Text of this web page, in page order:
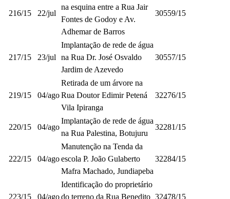
216/15 22/jul
na esquina entre a Rua Jair
Fontes de Godoy e Av.
Adhemar de Barros
30559/15
217/15 23/jul
Implantação de rede de água
na Rua Dr. José Osvaldo
Jardim de Azevedo
30557/15
219/15 04/ago
Retirada de um árvore na
Rua Doutor Edimir Petená
Vila Ipiranga
32276/15
220/15 04/ago
Implantação de rede de água
na Rua Palestina, Botujuru
32281/15
222/15 04/ago
Manutenção na Tenda da
escola P. João Gulaberto
Mafra Machado, Jundiapeba
32284/15
223/15 04/ago
Identificação do proprietário
do terreno da Rua Benedito 32478/15